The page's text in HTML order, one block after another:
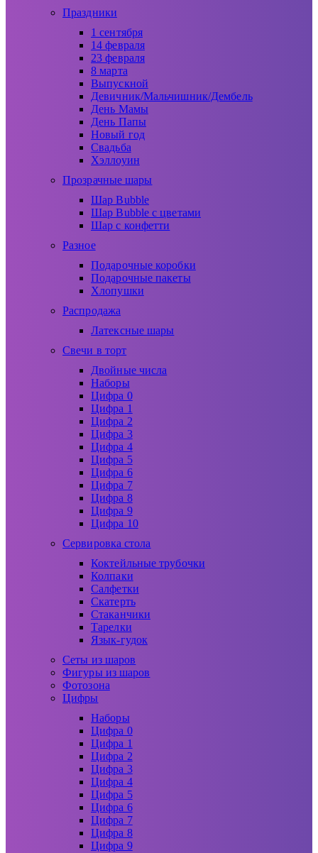
Праздники
1 сентября
14 февраля
23 февраля
8 марта
Выпускной
Девичник/Мальчишник/Дембель
День Мамы
День Папы
Новый год
Свадьба
Хэллоуин
Прозрачные шары
Шар Bubble
Шар Bubble с цветами
Шар с конфетти
Разное
Подарочные коробки
Подарочные пакеты
Хлопушки
Распродажа
Латексные шары
Свечи в торт
Двойные числа
Наборы
Цифра 0
Цифра 1
Цифра 2
Цифра 3
Цифра 4
Цифра 5
Цифра 6
Цифра 7
Цифра 8
Цифра 9
Цифра 10
Сервировка стола
Коктейльные трубочки
Колпаки
Салфетки
Скатерть
Стаканчики
Тарелки
Язык-гудок
Сеты из шаров
Фигуры из шаров
Фотозона
Цифры
Наборы
Цифра 0
Цифра 1
Цифра 2
Цифра 3
Цифра 4
Цифра 5
Цифра 6
Цифра 7
Цифра 8
Цифра 9